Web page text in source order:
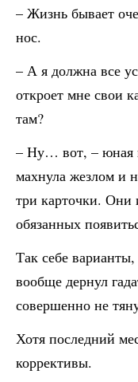
– Жизнь бывает
нос.
– А я должна все
откроет мне свои
там?
– Ну… вот, – юная
махнула жезлом и
три карточки.
обязанных
Так себе
вообще дернул
совершенно не
Хотя последний
коррективы.